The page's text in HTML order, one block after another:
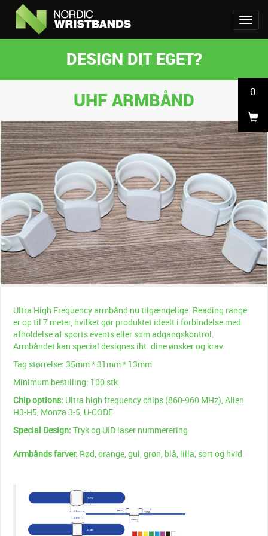
0
DESIGN DIT EGET?
UHF ARMBÅND
Ultra High Frequency armbånd nu tilgængelige. Reading range
er op til 7 meter, hvilket gør produktet ideelt i forbindelse med
afholdelse af sports events eller som adgangskontrol.
Armbåndet kan special designes iht. dine ønsker og krav.
Tag størrelse: 35mm * 31mm * 13mm
Minimum bestilling: 100 stk.
Chip options: Ultra high frequency chips (860-960 MHz), Alien
H3-H5, Monza 3-5, U-CODE
Special Design: Tryk og UID laser nummerering
Armbånds farver: Rød, orange, gul, grøn, blå, lilla, sort og hvid